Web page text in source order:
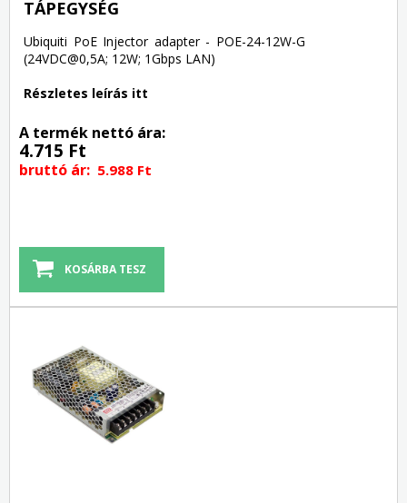
TÁPEGYSÉG
Ubiquiti PoE Injector adapter - POE-24-12W-G
(24VDC@0,5A; 12W; 1Gbps LAN)
Részletes leírás itt
A termék nettó ára:
4.715 Ft
bruttó ár: 5.988 Ft